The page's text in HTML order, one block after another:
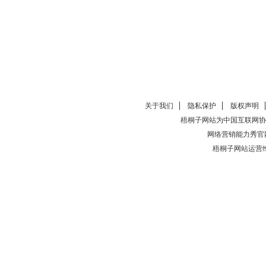
关于我们 隐私保护
版权声明
梧桐子网站为中国互联网
网络营销能力秀官
梧桐子网站运营